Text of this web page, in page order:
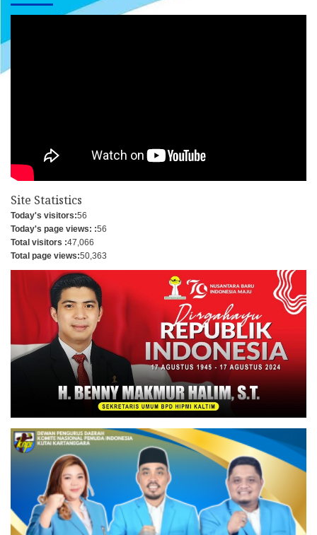
Site Statistics
Today's visitors:56
Today's page views: :56
Total visitors :47,066
Total page views:50,363